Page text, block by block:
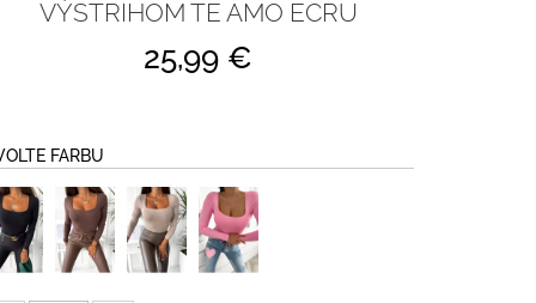
VÝSTRIHOM TE AMO ECRU
25,99 €
FARBU